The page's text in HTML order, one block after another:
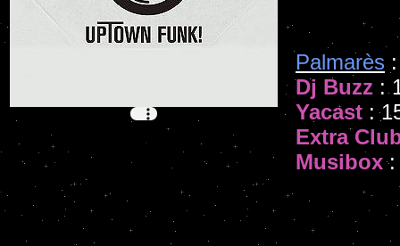
Palmarès :
Dj Buzz :
Yacast :
Extra
Musibox: